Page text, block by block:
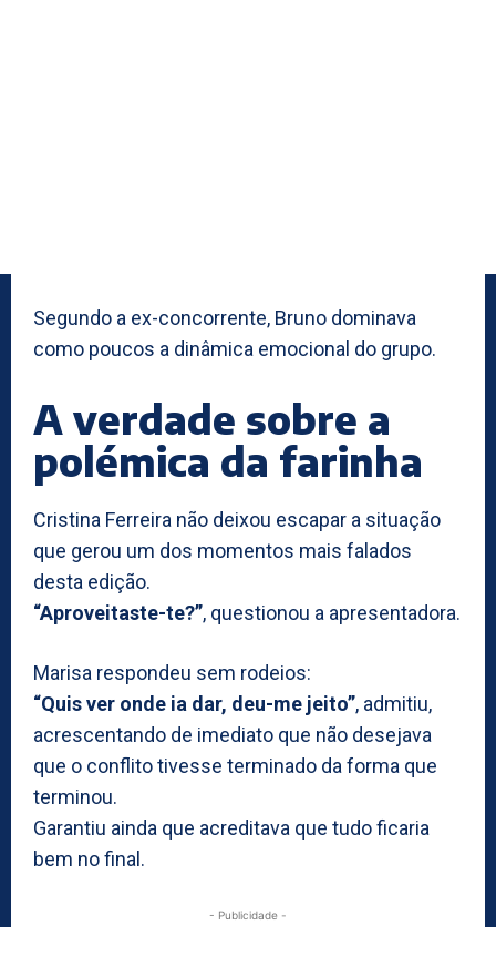
Segundo a ex-concorrente, Bruno dominava
como poucos a dinâmica emocional do grupo.
A verdade sobre a
polémica da farinha
Cristina Ferreira não deixou escapar a situação
que gerou um dos momentos mais falados
desta edição.
“Aproveitaste-te?”, questionou a apresentadora.
Marisa respondeu sem rodeios:
“Quis ver onde ia dar, deu-me jeito”, admitiu,
acrescentando de imediato que não desejava
que o conflito tivesse terminado da forma que
terminou.
Garantiu ainda que acreditava que tudo ficaria
bem no final.
- Publicidade -